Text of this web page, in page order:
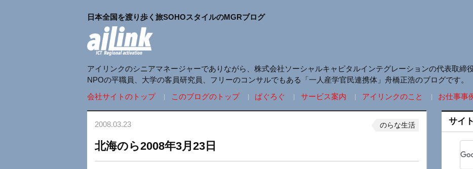
日本全国を渡り歩く旅SOHOスタイルのMGRブログ
アイリンクのシニアマネージャーでありながら、株式会社ソーシャルキャピタルインテグレーションの代表取締
NPOの平職員、大学の客員研究員、フリーのコンサルでもある「一人産学官民連携体」舟橋正浩のブログです。
会社サイトのトップ
このブログのトップ ぱぐろぐ サービス案内 アイリンクのこと お仕事事
2008.03.23 のらな生活
北海のら2008年3月23日
サイ